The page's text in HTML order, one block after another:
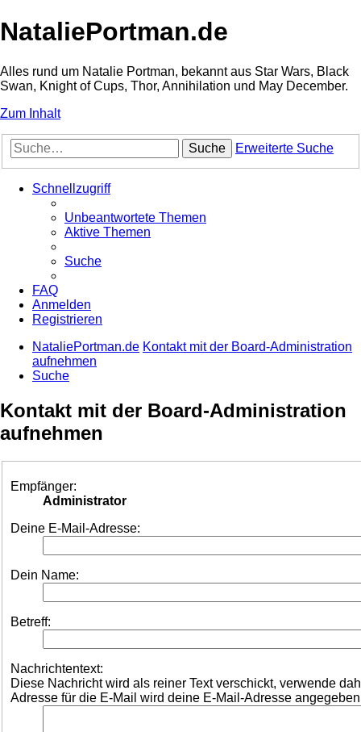
NataliePortman.de
Alles rund um Natalie Portman, bekannt aus Star Wars, Black
Swan, Knight of Cups, Thor, Annihilation und May December.
Zum Inhalt
Suche Erweiterte Suche
Schnellzugriff
Unbeantwortete Themen
Aktive Themen
Suche
FAQ
Anmelden
Registrieren
NataliePortman.de Kontakt mit der Board-Administration
aufnehmen
Suche
Kontakt mit der Board-Administration
aufnehmen
Empfänger:
Administrator
Deine E-Mail-Adresse:
Dein Name:
Betreff:
Nachrichtentext:
Diese Nachricht wird als reiner Text verschickt, verwende
Adresse für die E-Mail wird deine E-Mail-Adresse